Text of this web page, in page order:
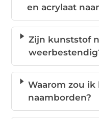
en acrylaat
Zijn kunststof
Waarom zou ik
naamborden?